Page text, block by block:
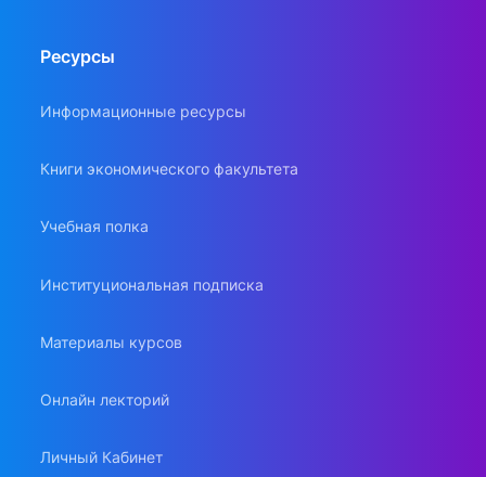
Ресурсы
Информационные ресурсы
Книги экономического факультета
Учебная полка
Институциональная подписка
Материалы курсов
Онлайн лекторий
Личный Кабинет